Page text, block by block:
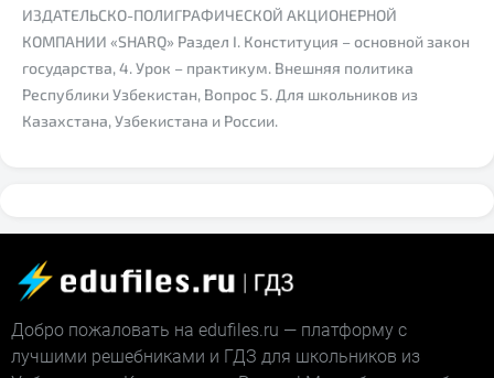
ИЗДАТЕЛЬСКО-ПОЛИГРАФИЧЕСКОЙ АКЦИОНЕРНОЙ
КОМПАНИИ «SHARQ» Раздел I. Конституция – основной закон
государства, 4. Урок – практикум. Внешняя политика
Республики Узбекистан, Вопрос 5. Для школьников из
Казахстана, Узбекистана и России.
Добро пожаловать на edufiles.ru — платформу с
лучшими решебниками и ГДЗ для школьников из